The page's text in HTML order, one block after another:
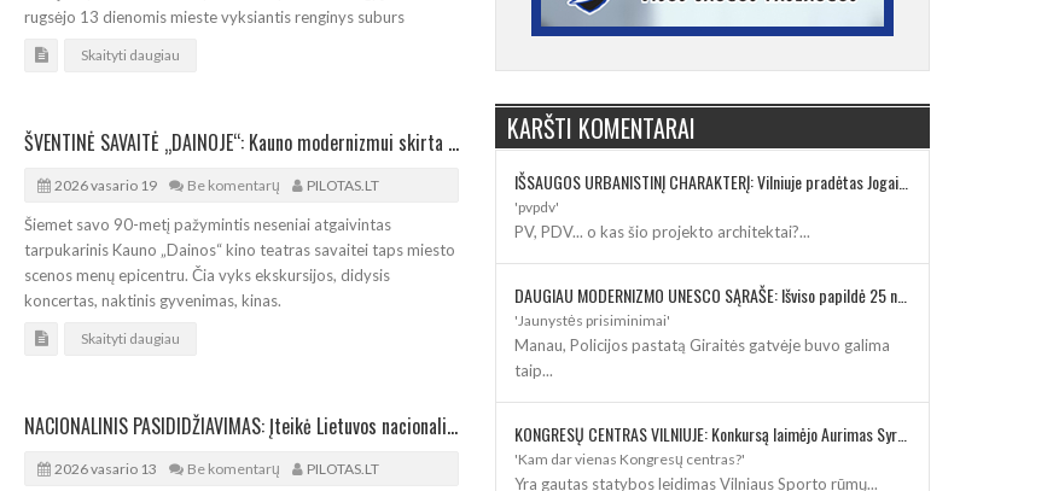
rugsėjo 13 dienomis mieste vyksiantis renginys suburs
Skaityti daugiau
ŠVENTINĖ SAVAITĖ „DAINOJE“: Kauno modernizmui skirta Gintaro Česonio paroda
2026 vasario 19 Be komentarų PILOTAS.LT
Šiemet savo 90-metį pažymintis neseniai atgaivintas
tarpukarinis Kauno „Dainos“ kino teatras savaitei taps miesto
scenos menų epicentru. Čia vyks ekskursijos, didysis
koncertas, naktinis gyvenimas, kinas.
Skaityti daugiau
NACIONALINIS PASIDIDŽIAVIMAS: Įteikė Lietuvos nacionalines kultūros ir meno premijas
2026 vasario 13 Be komentarų PILOTAS.LT
KARŠTI KOMENTARAI
IŠSAUGOS URBANISTINĮ CHARAKTERĮ: Vilniuje pradėtas Jogailos gatvės remontas
'pvpdv'
PV, PDV... o kas šio projekto architektai?...
DAUGIAU MODERNIZMO UNESCO SĄRAŠE: Išviso papildė 25 nauji paveldo objektai
'Jaunystės prisiminimai'
Manau, Policijos pastatą Giraitės gatvėje buvo galima
taip...
KONGRESŲ CENTRAS VILNIUJE: Konkursą laimėjo Aurimas Syrusas su „IMPLMNT architects“
'Kam dar vienas Kongresų centras?'
Yra gautas statybos leidimas Vilniaus Sporto rūmų...